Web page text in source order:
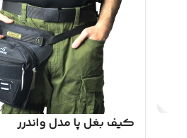
کیف بغل پا مدل واندرر